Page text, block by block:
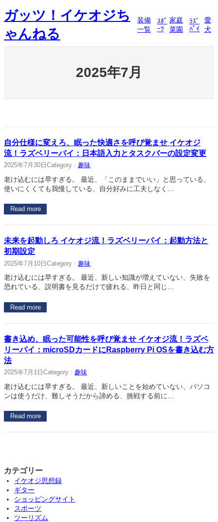
容
ス
キ
ガッツ！イケオジち
ゃんねる
装備
一覧
ｽﾎﾟ
ｰﾂ
家庭
菜園
ﾗｽﾞ
ﾊﾟｲ
愛
犬
2025年7月
自分仕様に変えろ、眠った快適さを呼び覚ませ イケオジ
流！ラズベリーパイ：日本語入力とタスクバーの設定変更
2025年7月30日 Category : 趣味
老け込むには早すぎる。 最近、「このままでいい」と思っている、
使いにくくても我慢している、自分好みに工夫しなく…
Read more
未来を起動しろ イケオジ流！ラズベリーパイ：起動方法と
初期設定
2025年7月10日 Category : 趣味
老け込むには早すぎる。 最近、新しい知識が増えていない、失敗を
恐れている、説明書を見るだけで疲れる、昨日と同じ…
Read more
書き込め、眠った可能性を呼び覚ませ イケオジ流！ラズベ
リーパイ：microSDカードにRaspberry Pi OSを書き込む方
法
2025年7月1日 Category : 趣味
老け込むには早すぎる。 最近、新しいことを始めていない、パソコ
ンは使うだけ、難しそうだから諦める、挑戦する前に…
Read more
カテゴリー
イケオジ思想録
ギター
ショッピングサイト
スポーツ
ツーリズム